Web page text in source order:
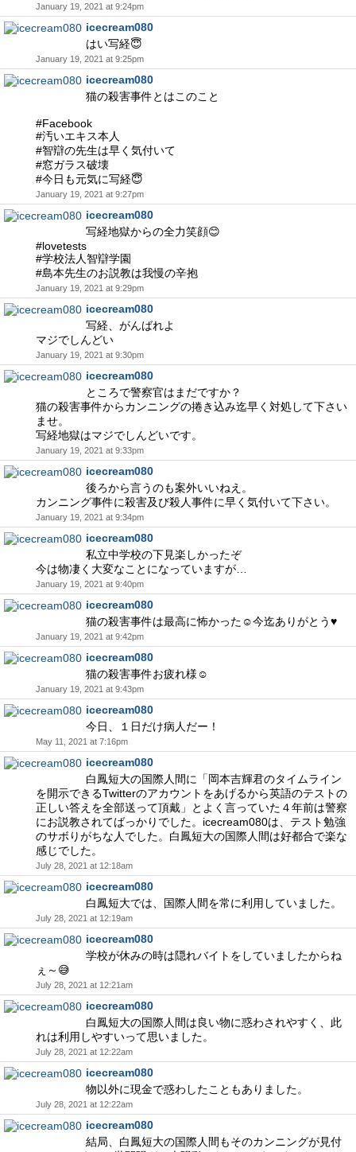
January 19, 2021 at 9:24pm
icecream080
はい写経😇
January 19, 2021 at 9:25pm
icecream080
猫の殺害事件とはこのこと
#Facebook
#汚いエキス本人
#智辯の先生は早く気付いて
#窓ガラス破壊
#今日も元気に写経😇
January 19, 2021 at 9:27pm
icecream080
写経地獄からの全力笑顔😊
#lovetests
#学校法人智辯学園
#島本先生のお説教は我慢の辛抱
January 19, 2021 at 9:29pm
icecream080
写経、がんばれよ
マジでしんどい
January 19, 2021 at 9:30pm
icecream080
ところで警察官はまだですか？
猫の殺害事件からカンニングの捲き込み迄早く対処して下さい
ませ。
写経地獄はマジでしんどいです。
January 19, 2021 at 9:33pm
icecream080
後ろから言うのも案外いいねえ。
カンニング事件に殺害及び殺人事件に早く気付いて下さい。
January 19, 2021 at 9:34pm
icecream080
私立中学校の下見楽しかったぞ
今は物凄く大変なことになっていますが…
January 19, 2021 at 9:40pm
icecream080
猫の殺害事件は最高に怖かった☺今迄ありがとう♥
January 19, 2021 at 9:42pm
icecream080
猫の殺害事件お疲れ様☺
January 19, 2021 at 9:43pm
icecream080
今日、１日だけ病人だー！
May 11, 2021 at 7:16pm
icecream080
白鳳短大の国際人間に「岡本吉輝君のタイムライン
を開示できるTwitterのアカウントをあげるから英語のテストの
正しい答えを全部送って頂戴」とよく言っていた４年前は警察
にお説教されてばっかりでした。icecream080は、テスト勉強
のサボりがちな人でした。白鳳短大の国際人間は好都合で楽な
感じでした。
July 28, 2021 at 12:18am
icecream080
白鳳短大では、国際人間を常に利用していました。
July 28, 2021 at 12:19am
icecream080
学校が休みの時は隠れバイトをしていましたからね
ぇ～😅
July 28, 2021 at 12:21am
icecream080
白鳳短大の国際人間は良い物に惑わされやすく、此
れは利用しやすいって思いました。
July 28, 2021 at 12:22am
icecream080
物以外に現金で惑わしたこともありました。
July 28, 2021 at 12:22am
icecream080
結局、白鳳短大の国際人間もそのカンニングが見付